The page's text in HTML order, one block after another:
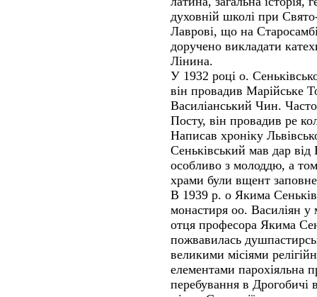
духовній школі при
Лаврові, що на
доручено викладати
Лінина.
У 1932 році о.
він провадив Марійське
Василіанський Чин.
Посту, він провадив ре
Написав хроніку
Сеньківський мав дар
особливо з молоддю, а
храми були вщент
В 1939 р. о Якима
монастиря оо. Василіян у
отця професора Якима
пожвавилась
великими місіями
елементами парохіяльна
перебування в Дрогобичі